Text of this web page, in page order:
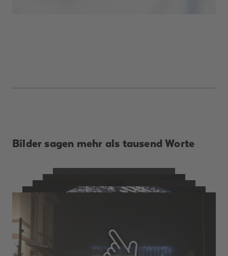
Bilder sagen mehr als tausend Worte